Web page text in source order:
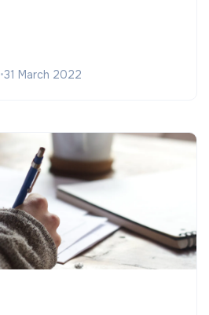
•31 March 2022